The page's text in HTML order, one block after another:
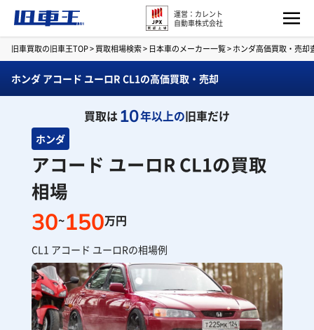
運営：カレント
自動車株式会社
旧車買取の旧車王TOP>買取相場検索> 日本車のメーカー一覧>ホンダ高価買取・売却
ホンダ アコード ユーロR CL1の高価買取・売却
買取は10年以上の旧車だけ
ホンダ
アコード ユーロR CL1の買取
相場
30~150万円
CL1 アコード ユーロRの相場例